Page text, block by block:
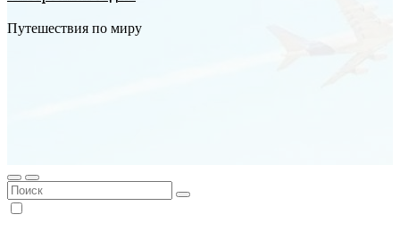
Путешествия по миру